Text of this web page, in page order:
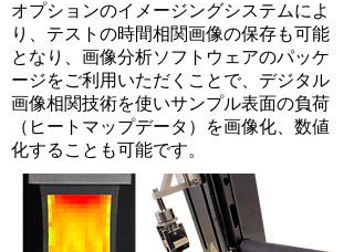
オプションのイメージングシステムによ
り、テストの時間相関画像の保存も可能
となり、画像分析ソフトウェアのパッケ
ージをご利用いただくことで、デジタル
画像相関技術を使いサンプル表面の負荷
（ヒートマップデータ）を画像化、数値
化することも可能です。